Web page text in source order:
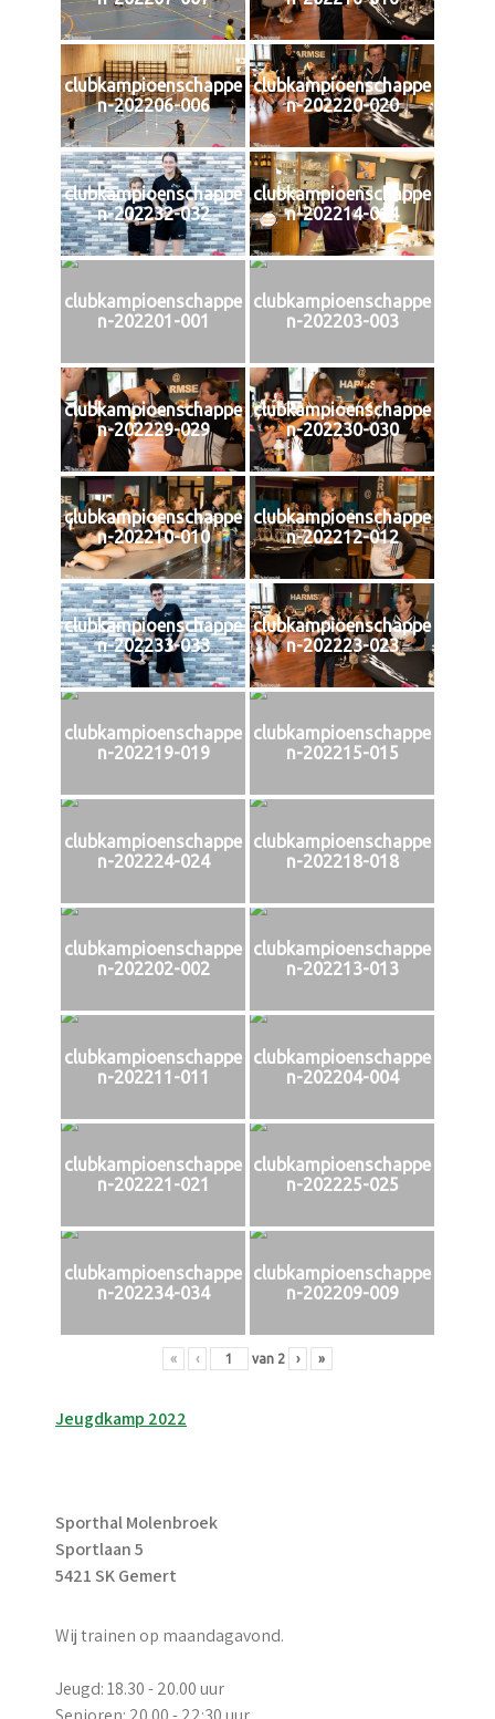
clubkampioenschappe
n-202206-006
clubkampioenschappe
n-202220-020
clubkampioenschappe
n-202232-032
clubkampioenschappe
n-202214-014
clubkampioenschappe
n-202201-001
clubkampioenschappe
n-202203-003
clubkampioenschappe
n-202229-029
clubkampioenschappe
n-202230-030
clubkampioenschappe
n-202210-010
clubkampioenschappe
n-202212-012
clubkampioenschappe
n-202233-033
clubkampioenschappe
n-202223-023
clubkampioenschappe
n-202219-019
clubkampioenschappe
n-202215-015
clubkampioenschappe
n-202224-024
clubkampioenschappe
n-202218-018
clubkampioenschappe
n-202202-002
clubkampioenschappe
n-202213-013
clubkampioenschappe
n-202211-011
clubkampioenschappe
n-202204-004
clubkampioenschappe
n-202221-021
clubkampioenschappe
n-202225-025
clubkampioenschappe
n-202234-034
clubkampioenschappe
n-202209-009
« ‹ van 2 › »
Bericht
Jeugdkamp 2022
Sporthal Molenbroek
Sportlaan 5
5421 SK Gemert
Wij trainen op maandagavond.
Jeugd: 18.30 - 20.00 uur